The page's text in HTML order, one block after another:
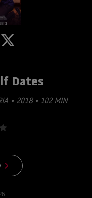
Dates
• 2018 • 102 MIN